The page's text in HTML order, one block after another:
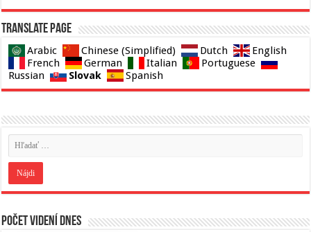
Translate page
Arabic Chinese (Simplified) Dutch
English
French
German Italian
Portuguese
Russian
Slovak Spanish
Počet videní dnes